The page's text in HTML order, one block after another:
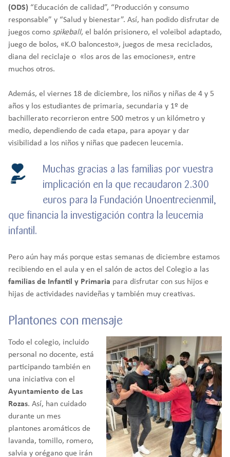
(ODS) “Educación de calidad”, “Producción y consumo
responsable” y “Salud y bienestar”. Así, han podido disfrutar de
juegos como spikeball, el balón prisionero, el voleibol adaptado,
juego de bolos, «K.O baloncesto», juegos de mesa reciclados,
diana del reciclaje o «los aros de las emociones», entre
muchos otros.
Además, el viernes 18 de diciembre, los niños y niñas de 4 y 5
años y los estudiantes de primaria, secundaria y 1º de
bachillerato recorrieron entre 500 metros y un kilómetro y
medio, dependiendo de cada etapa, para apoyar y dar
visibilidad a los niños y niñas que padecen leucemia.
Muchas gracias a las familias por vuestra
implicación en la que recaudaron 2.300
euros para la Fundación Unoentrecienmil,
que financia la investigación contra la leucemia
infantil.
Pero aún hay más porque estas semanas de diciembre estamos
recibiendo en el aula y en el salón de actos del Colegio a las
familias de Infantil y Primaria para disfrutar con sus hijos e
hijas de actividades navideñas y también muy creativas.
Plantones con mensaje
Todo el colegio, incluido
personal no docente, está
participando también en
una iniciativa con el
Ayuntamiento de Las
Rozas. Así, han cuidado
durante un mes
plantones aromáticos de
lavanda, tomillo, romero,
salvia y orégano que irán